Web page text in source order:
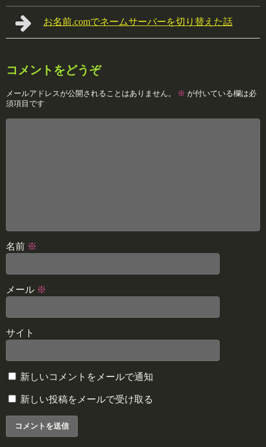
お名前.comでネームサーバーを切り替えた話
コメントをどうぞ
メールアドレスが公開されることはありません。 ※ が付いている欄は必
須項目です
名前 ※
メール ※
サイト
新しいコメントをメールで通知
新しい投稿をメールで受け取る